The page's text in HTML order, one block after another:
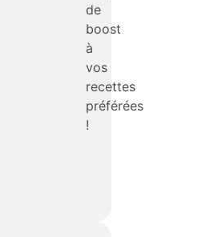
de
boost
à
vos
recettes
préférées
!